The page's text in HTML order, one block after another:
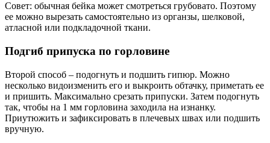
Совет: обычная бейка может смотреться грубовато. Поэтому
ее можно вырезать самостоятельно из органзы, шелковой,
атласной или подкладочной ткани.
Подгиб припуска по горловине
Второй способ – подогнуть и подшить гипюр. Можно
несколько видоизменить его и выкроить обтачку, приметать ее
и пришить. Максимально срезать припуски. Затем подогнуть
так, чтобы на 1 мм горловина заходила на изнанку.
Приутюжить и зафиксировать в плечевых швах или подшить
вручную.